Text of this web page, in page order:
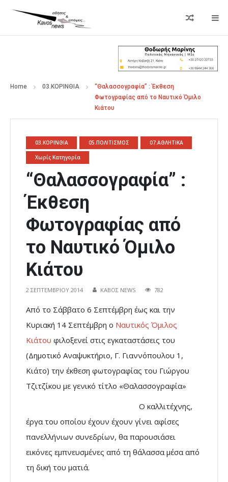
Home 03.ΚΟΡΙΝΘΙΑ
“Θαλασσογραφία” : Έκθεση
Φωτογραφίας από το Ναυτικό Όμιλο
Κιάτου
03.ΚΟΡΙΝΘΙΑ 05.ΠΟΛΙΤΙΣΜΟΣ 07.ΑΘΛΗΤΙΚΑ
Χωρίς Κατηγορία
“Θαλασσογραφία” :
Έκθεση
Φωτογραφίας από
το Ναυτικό Όμιλο
Κιάτου
2 ΣΕΠΤΕΜΒΡΊΟΥ 2014 ΚΑΒΟΣ NEWS 782
Από το Σάββατο 6 Σεπτέμβρη έως και την
Κυριακή 14 Σεπτέμβρη ο Ναυτικός Όμιλος
Κιάτου φιλοξενεί στις εγκαταστάσεις του
(Δημοτικό Αναψυκτήριο, Γ. Γιαννόπουλου 1,
Κιάτο) την έκθεση φωτογραφίας του Γιώργου
Τζιτζίκου με γενικό τίτλο «Θαλασσογραφία»
Ο καλλιτέχνης,
έργα του οποίου έχουν έχουν γίνει αφίσες
πανελλήνιων συνεδρίων, θα παρουσιάσει
εικόνες εμπνευσμένες από τη θάλασσα μέσα από
τη δική του ματιά.